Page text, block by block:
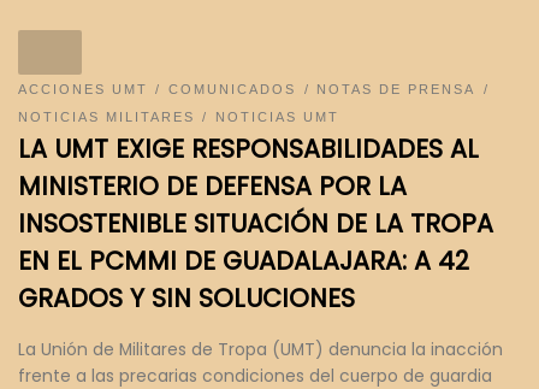
ACCIONES UMT COMUNICADOS
NOTAS DE PRENSA
NOTICIAS MILITARES
NOTICIAS UMT
LA UMT EXIGE RESPONSABILIDADES AL
MINISTERIO DE DEFENSA POR LA
INSOSTENIBLE SITUACIÓN DE LA TROPA
EN EL PCMMI DE GUADALAJARA: A 42
GRADOS Y SIN SOLUCIONES
La Unión de Militares de Tropa (UMT) denuncia la inacción
frente a las precarias condiciones del cuerpo de guardia